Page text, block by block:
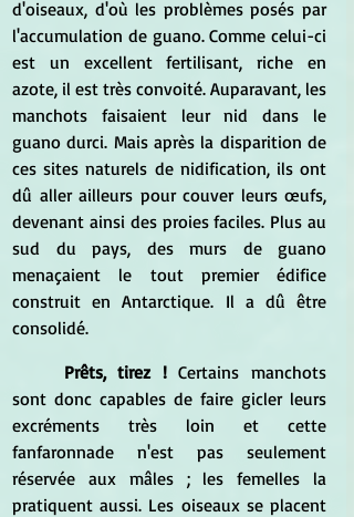
d'oiseaux, d'où les problèmes posés par
l'accumulation de guano. Comme celui-ci
est un excellent fertilisant, riche en
azote, il est très convoité. Auparavant, les
manchots faisaient leur nid dans le
guano durci. Mais après la disparition de
ces sites naturels de nidification, ils ont
dû aller ailleurs pour couver leurs œufs,
devenant ainsi des proies faciles. Plus au
sud du pays, des murs de guano
menaçaient le tout premier édifice
construit en Antarctique. Il a dû être
consolidé.
Prêts, tirez ! Certains manchots
sont donc capables de faire gicler leurs
excréments très loin et cette
fanfaronnade n'est pas seulement
réservée aux mâles ; les femelles la
pratiquent aussi. Les oiseaux se placent